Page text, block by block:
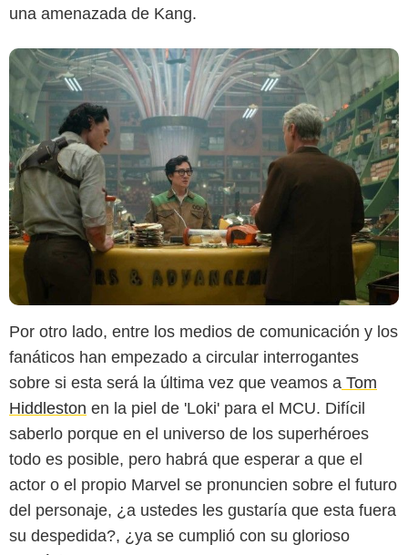
una amenazada de Kang.
Por otro lado, entre los medios de comunicación y los
fanáticos han empezado a circular interrogantes
sobre si esta será la última vez que veamos a Tom
Hiddleston en la piel de 'Loki' para el MCU. Difícil
saberlo porque en el universo de los superhéroes
todo es posible, pero habrá que esperar a que el
actor o el propio Marvel se pronuncien sobre el futuro
del personaje, ¿a ustedes les gustaría que esta fuera
su despedida?, ¿ya se cumplió con su glorioso